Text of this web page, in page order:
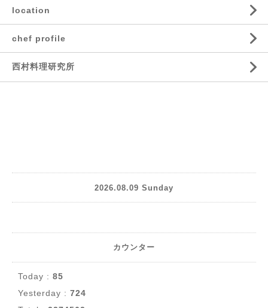
location
chef profile
西村料理研究所
2026.08.09 Sunday
カウンター
Today : 85
Yesterday : 724